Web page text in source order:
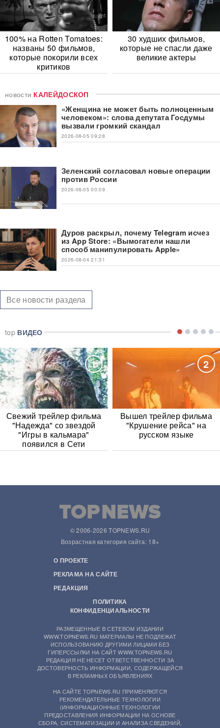
100% на Rotten Tomatoes:
названы 50 фильмов,
которые покорили всех
критиков
30 худших фильмов,
которые не спасли даже
великие актеры
новости КАЛЕЙДОСКОП
«Женщина не может быть полноценным
человеком»: слова депутата Госдумы
вызвали громкий скандал
2026-08-05 09:28
Зеленский согласовал новые операции
против России
2026-08-05 00:09
Дуров раскрыл, почему Telegram исчез
из App Store: «Вымогатели нашли
способ манипулировать Apple»
2026-08-04 21:31
Все новости раздела
top ВИДЕО
1
Свежий трейлер фильма
"Надежда" со звездой
"Игры в кальмара"
появился в Сети
2
Вышел трейлер фильма
"Крушение рейса" на
русском языке
© 2006-2026 TOPNEWS.RU
Возрастная категория сайта: 18+
О ПРОЕКТЕ
РЕКЛАМА НА САЙТЕ
РЕДАКЦИЯ
ПОЛИТИКА
КОНФИДЕНЦИАЛЬНОСТИ
РАЗМЕЩЕННЫЕ В СЕТЕВОМ ИЗДАНИИ
WWW.TOPNEWS.RU МАТЕРИАЛЫ НЕ ПОДЛЕЖАТ
ИСПОЛЬЗОВАНИЮ ДРУГИМИ ЛИЦАМИ БЕЗ
ГИПЕРССЫЛКИ НА САЙТ WWW.TOPNEWS.RU
РЕДАКЦИЯ НЕ НЕСЕТ ОТВЕТСТВЕННОСТИ ЗА
ДОСТОВЕРНОСТЬ ИНФОРМАЦИИ, СОДЕРЖАЩЕЙСЯ
В РЕКЛАМНЫХ ОБЪЯВЛЕНИЯХ
НА САЙТЕ TOPNEWS.RU ПРИМЕНЯЮТСЯ
РЕКОМЕНДАТЕЛЬНЫЕ ТЕХНОЛОГИИ
(ИНФОРМАЦИОННЫЕ ТЕХНОЛОГИИ
ПРЕДОСТАВЛЕНИЯ ИНФОРМАЦИИ НА ОСНОВЕ
СБОРА, СИСТЕМАТИЗАЦИИ И АНАЛИЗА СВЕДЕНИЙ,